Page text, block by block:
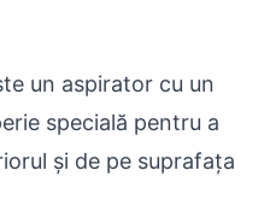
un aspirator cu un
specială pentru a
și de pe suprafața